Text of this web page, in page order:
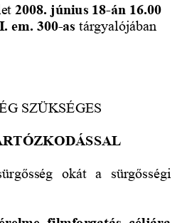
2008. június 18-án 16.00
em. 300-as tárgyalójában
SZÜKSÉGES
ősség   okát   a   sürgősségi